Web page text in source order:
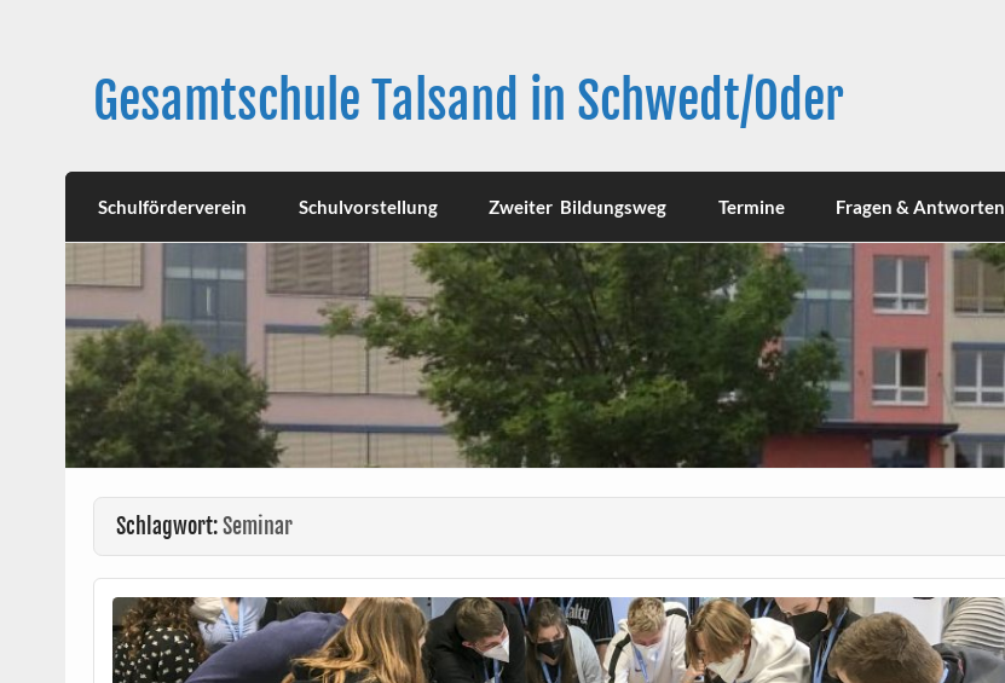
Gesamtschule Talsand in Schwedt/Oder
Schulförderverein Schulvorstellung Zweiter Bildungsweg Termine Fragen & Antworten
Schlagwort:Seminar